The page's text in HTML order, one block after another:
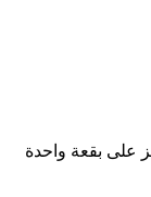
وعدم التركيز على بقعة واحدة